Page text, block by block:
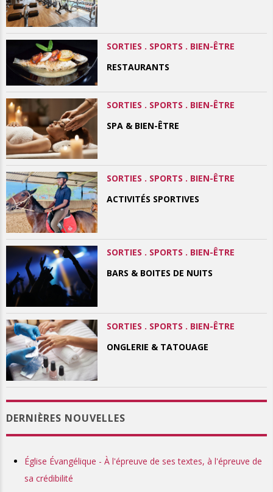
SORTIES . SPORTS . BIEN-ÊTRE
RESTAURANTS
SORTIES . SPORTS . BIEN-ÊTRE
SPA & BIEN-ÊTRE
SORTIES . SPORTS . BIEN-ÊTRE
ACTIVITÉS SPORTIVES
SORTIES . SPORTS . BIEN-ÊTRE
BARS & BOITES DE NUITS
SORTIES . SPORTS . BIEN-ÊTRE
ONGLERIE & TATOUAGE
DERNIÈRES NOUVELLES
Église Évangélique - À l'épreuve de ses textes, à l'épreuve de
sa crédibilité